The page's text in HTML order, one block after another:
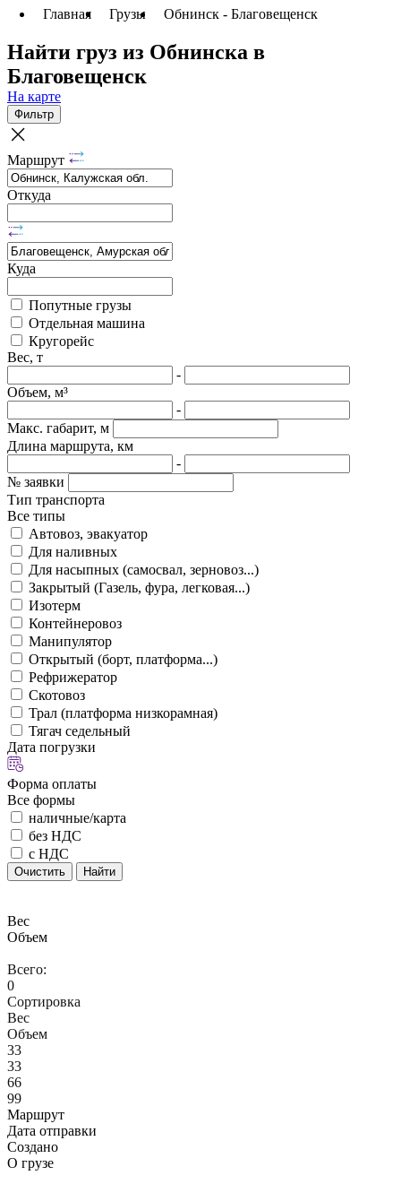
Главная Грузы Обнинск - Благовещенск
Найти груз из Обнинска в
Благовещенск
На карте
Фильтр
Маршрут
Откуда
Куда
Попутные грузы
Отдельная машина
Кругорейс
Вес, т
-
Объем, м³
-
Макс. габарит, м
Длина маршрута, км
-
№ заявки
Тип транспорта
Все типы
Автовоз, эвакуатор
Для наливных
Для насыпных (самосвал, зерновоз...)
Закрытый (Газель, фура, легковая...)
Изотерм
Контейнеровоз
Манипулятор
Открытый (борт, платформа...)
Рефрижератор
Скотовоз
Трал (платформа низкорамная)
Тягач седельный
Дата погрузки
Форма оплаты
Все формы
наличные/карта
без НДС
с НДС
Очистить Найти
Вес
Объем
Всего:
0
Сортировка
Вес
Объем
33
33
66
99
Маршрут
Дата отправки
Создано
О грузе